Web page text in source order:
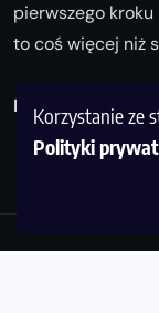
Korzystanie ze
Polityki
pierwszego
to coś więcej niż
Biegaj z nami i